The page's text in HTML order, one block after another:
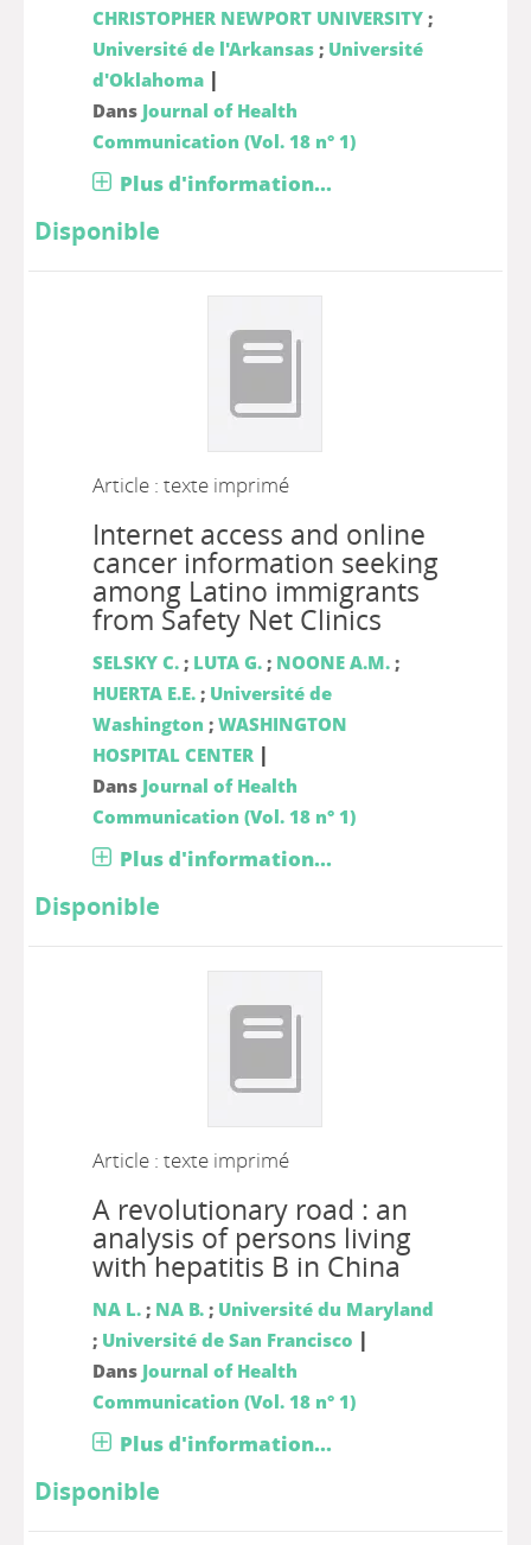
CHRISTOPHER NEWPORT UNIVERSITY;
Université de l'Arkansas; Université
d'Oklahoma |
Dans Journal of Health
Communication (Vol. 18 n° 1)
Plus d'information...
Disponible
Article : texte imprimé
Internet access and online
cancer information seeking
among Latino immigrants
from Safety Net Clinics
SELSKY C.; LUTA G.; NOONE A.M.;
HUERTA E.E.; Université de
Washington ; WASHINGTON
HOSPITAL CENTER |
Dans Journal of Health
Communication (Vol. 18 n° 1)
Plus d'information...
Disponible
Article : texte imprimé
A revolutionary road : an
analysis of persons living
with hepatitis B in China
NA L.; NA B.; Université du Maryland
; Université de San Francisco |
Dans Journal of Health
Communication (Vol. 18 n° 1)
Plus d'information...
Disponible